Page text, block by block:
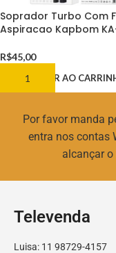
Soprador Turbo Com
Aspiracao Kapbom
R$45,00
ADICIONAR AO
Por favor manda
entra nos contas
alcançar
Televenda
Luisa: 11 98729-4157